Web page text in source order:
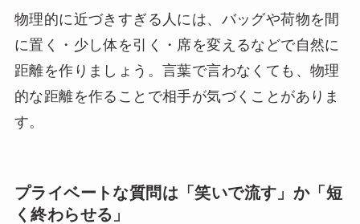
物理的に近づきすぎる人には、バッグや荷物を間
に置く・少し体を引く・席を変えるなどで自然に
距離を作りましょう。言葉で言わなくても、物理
的な距離を作ることで相手が気づくことがありま
す。
プライベートな質問は「笑いで流す」か「短
く終わらせる」